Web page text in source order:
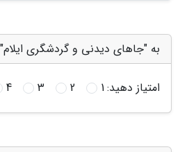
به "جاهای دیدنی و گردشگری ایلام"
امتیاز دهید:1
2
3
4